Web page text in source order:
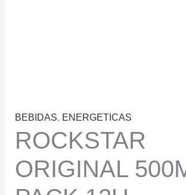
BEBIDAS, ENERGETICAS
ROCKSTAR
ORIGINAL